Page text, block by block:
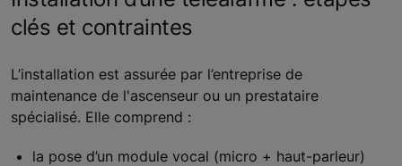
clés et contraintes
L’installation est assurée par l’entreprise de
maintenance de l'ascenseur ou un prestataire
spécialisé. Elle comprend :
la pose d’un module vocal (micro + haut-parleur)